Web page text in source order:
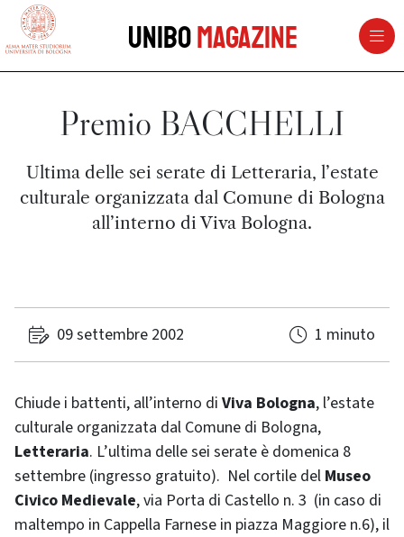
vai al contenuto della pagina
UniboMagazine
Premio BACCHELLI
Ultima delle sei serate di Letteraria, l’estate
culturale organizzata dal Comune di Bologna
all’interno di Viva Bologna.
09 settembre 2002 1 minuto
Chiude i battenti, all’interno di Viva Bologna, l’estate
culturale organizzata dal Comune di Bologna,
Letteraria. L’ultima delle sei serate è domenica 8
settembre (ingresso gratuito). Nel cortile del Museo
Civico Medievale, via Porta di Castello n. 3 (in caso di
maltempo in Cappella Farnese in piazza Maggiore n.6), il